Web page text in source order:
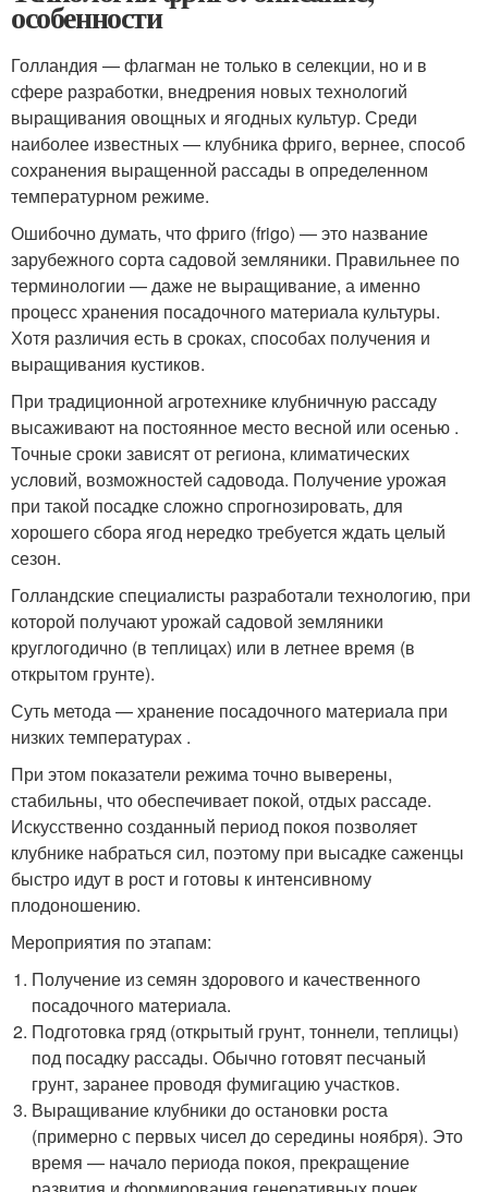
особенности
Голландия — флагман не только в селекции, но и в
сфере разработки, внедрения новых технологий
выращивания овощных и ягодных культур. Среди
наиболее известных — клубника фриго, вернее, способ
сохранения выращенной рассады в определенном
температурном режиме.
Ошибочно думать, что фриго (frigo) — это название
зарубежного сорта садовой земляники. Правильнее по
терминологии — даже не выращивание, а именно
процесс хранения посадочного материала культуры.
Хотя различия есть в сроках, способах получения и
выращивания кустиков.
При традиционной агротехнике клубничную рассаду
высаживают на постоянное место весной или осенью .
Точные сроки зависят от региона, климатических
условий, возможностей садовода. Получение урожая
при такой посадке сложно спрогнозировать, для
хорошего сбора ягод нередко требуется ждать целый
сезон.
Голландские специалисты разработали технологию, при
которой получают урожай садовой земляники
круглогодично (в теплицах) или в летнее время (в
открытом грунте).
Суть метода — хранение посадочного материала при
низких температурах .
При этом показатели режима точно выверены,
стабильны, что обеспечивает покой, отдых рассаде.
Искусственно созданный период покоя позволяет
клубнике набраться сил, поэтому при высадке саженцы
быстро идут в рост и готовы к интенсивному
плодоношению.
Мероприятия по этапам:
Получение из семян здорового и качественного
посадочного материала.
Подготовка гряд (открытый грунт, тоннели, теплицы)
под посадку рассады. Обычно готовят песчаный
грунт, заранее проводя фумигацию участков.
Выращивание клубники до остановки роста
(примерно с первых чисел до середины ноября). Это
время — начало периода покоя, прекращение